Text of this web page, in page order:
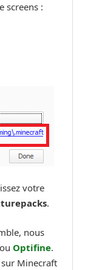
screens :
votre
.
nous
Optifine.
Minecraft